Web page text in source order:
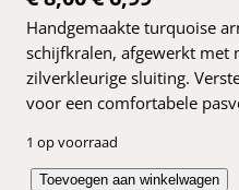
o
r
s
p
r
u
i
d
g
Handgemaakte turquoise
schijfkralen, afgewerkt met
zilverkleurige sluiting.
voor een comfortabele
1 op voorraad
Toevoegen aan winkelwagen